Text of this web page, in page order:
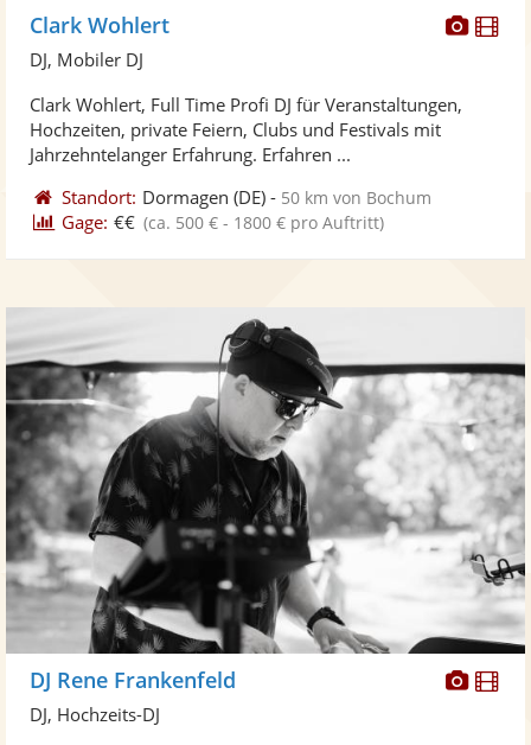
Clark Wohlert
DJ, Mobiler DJ
Clark Wohlert, Full Time Profi DJ für Veranstaltungen,
Hochzeiten, private Feiern, Clubs und Festivals mit
Jahrzehntelanger Erfahrung. Erfahren ...
Standort: Dormagen (DE) - 50 km von Bochum
Gage: €€ (ca. 500 € - 1800 € pro Auftritt)
DJ Rene Frankenfeld
DJ, Hochzeits-DJ